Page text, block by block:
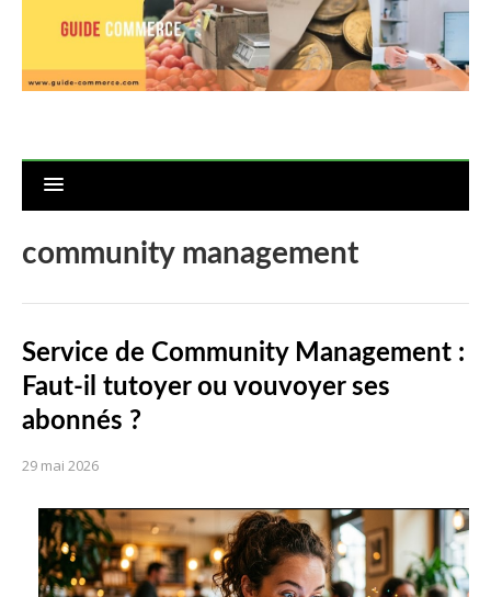
community management
Service de Community Management :
Faut-il tutoyer ou vouvoyer ses
abonnés ?
29 mai 2026